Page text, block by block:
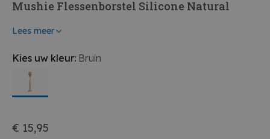
Mushie Flessenborstel Silicone Natural
Lees meer
Kies uw kleur: Bruin
€ 15,95